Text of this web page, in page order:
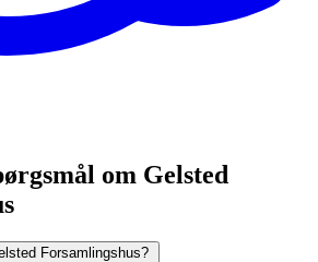
om Gelsted
Forsamlingshus?